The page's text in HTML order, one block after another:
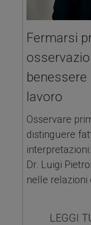
Fermarsi
benessere
lavoro
Osservare
distinguere
Dr. Luigi
nelle relazioni